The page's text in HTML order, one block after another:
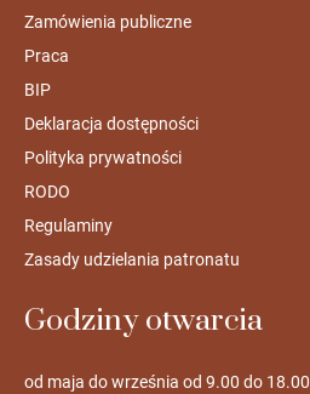
Zamówienia publiczne
Praca
BIP
Deklaracja dostępności
Polityka prywatności
RODO
Regulaminy
Zasady udzielania patronatu
Godziny otwarcia
od maja do września od 9.00 do 18.00